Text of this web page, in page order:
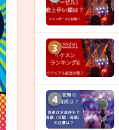
3
4